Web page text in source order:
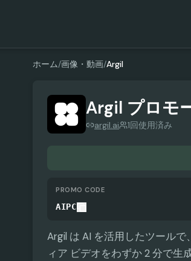
ホーム/画像・動画/Argil
Argil プロモ
argil.ai 1回使用済み
PROMO CODE
AIPC
Argil は AI を活用したツール
ィア ビデオをわずか 2 分で生